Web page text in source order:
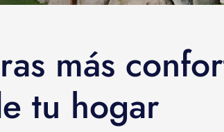
más
tu hogar